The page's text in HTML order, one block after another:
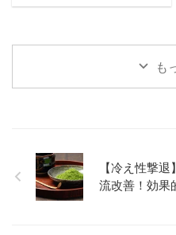
ス・プラスチック製など素材別の
メリット・デメリットを詳しく紹も
【冷え性撃
流改善！効果